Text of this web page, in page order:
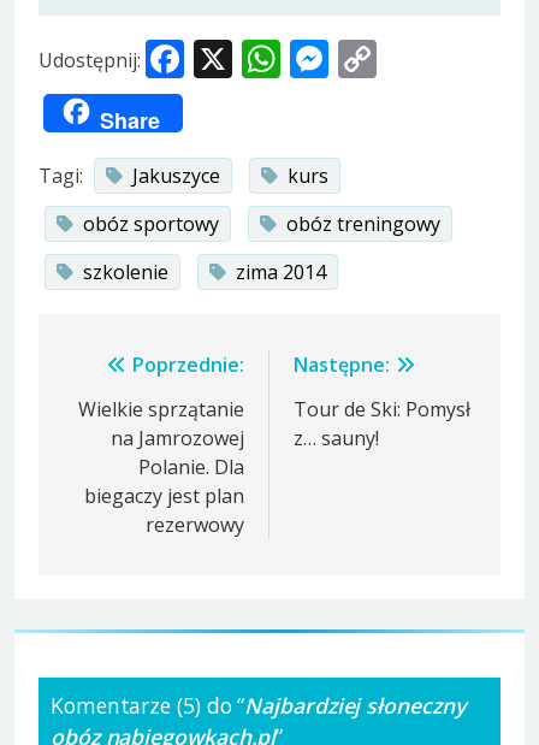
Udostępnij: Facebook
X WhatsApp
Messenger
Share
Tagi: Jakuszyce
kurs
obóz sportowy
obóz treningowy
szkolenie
zima 2014
Nawigacja
wpisu
Poprzednie:
Wielkie sprzątanie
na Jamrozowej
Polanie. Dla
biegaczy jest plan
rezerwowy
Następne:
Tour de Ski: Pomysł
z… sauny!
Komentarze (5) do “Najbardziej słoneczny
obóz nabiegowkach.pl”